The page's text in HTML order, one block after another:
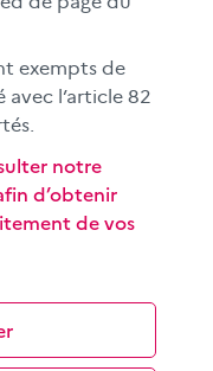
à la lettre
ici →
exempts de
l’article 82
notre
d’obtenir
de vos